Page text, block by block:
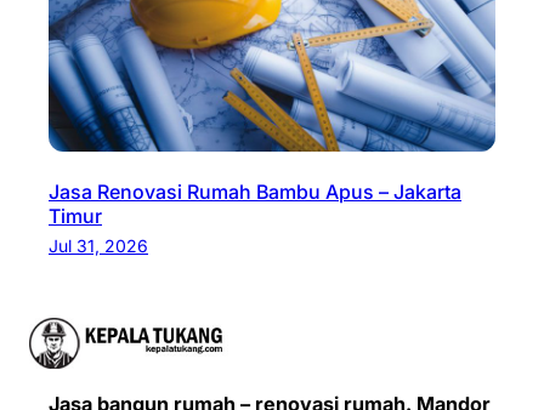
Jasa Renovasi Rumah Bambu Apus – Jakarta
Timur
Jul 31, 2026
Jasa bangun rumah – renovasi rumah. Mandor